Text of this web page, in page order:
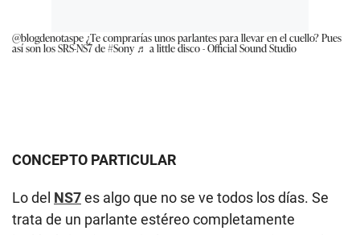
@blogdenotaspe¿Te comprarías unos parlantes para llevar en el cuello? Pues
así son los SRS-NS7 de#Sony ♬ a little disco - Official Sound Studio
CONCEPTO PARTICULAR
Lo del NS7es algo que no se ve todos los días. Se
trata de un parlante estéreo completamente